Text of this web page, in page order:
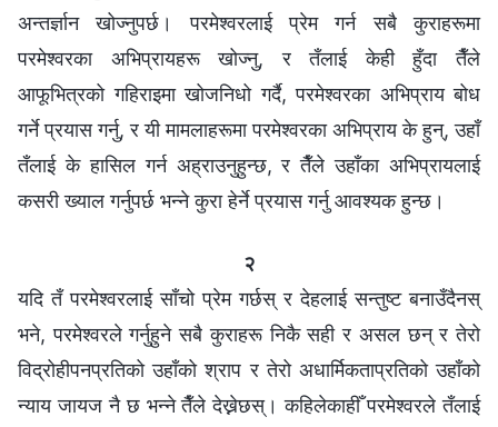
अन्तर्ज्ञान खोज्नुपर्छ। परमेश्‍वरलाई प्रेम गर्न सबै कुराहरूमा
परमेश्‍वरका अभिप्रायहरू खोज्नु, र तँलाई केही हुँदा तैँले
आफूभित्रको गहिराइमा खोजनिधो गर्दै, परमेश्‍वरका अभिप्राय बोध
गर्ने प्रयास गर्नु, र यी मामलाहरूमा परमेश्‍वरका अभिप्राय के हुन्, उहाँ
तँलाई के हासिल गर्न अह्राउनुहुन्छ, र तैँले उहाँका अभिप्रायलाई
कसरी ख्याल गर्नुपर्छ भन्‍ने कुरा हेर्ने प्रयास गर्नु आवश्यक हुन्छ।
२
यदि तँ परमेश्‍वरलाई साँचो प्रेम गर्छस् र देहलाई सन्तुष्ट बनाउँदैनस्
भने, परमेश्‍वरले गर्नुहुने सबै कुराहरू निकै सही र असल छन् र तेरो
विद्रोहीपनप्रतिको उहाँको श्राप र तेरो अधार्मिकताप्रतिको उहाँको
न्याय जायज नै छ भन्ने तैँले देख्नेछस्। कहिलेकाहीँ परमेश्‍वरले तँलाई